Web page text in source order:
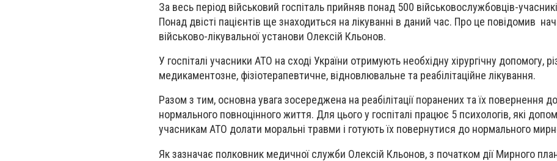
За весь період військовий госпіталь прийняв понад 500 військовослужбовців-
Понад двісті пацієнтів ще знаходиться на лікуванні в даний час. Про це повідомив
військово-лікувальної установи Олексій Кльонов.
У госпіталі учасники АТО на сході України отримують необхідну хірургічну допомогу,
медикаментозне, фізіотерапевтичне, відновлювальне та реабілітаційне лікування.
Разом з тим, основна увага зосереджена на реабілітації поранених та їх повернення до
нормального повноцінного життя. Для цього у госпіталі працює 5 психологів, які
учасникам АТО долати моральні травми і готують їх повернутися до нормального
Як зазначає полковник медичної служби Олексій Кльонов, з початком дії Мирного